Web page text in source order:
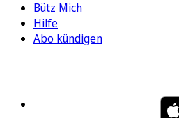
Bütz Mich
Hilfe
Abo kündigen